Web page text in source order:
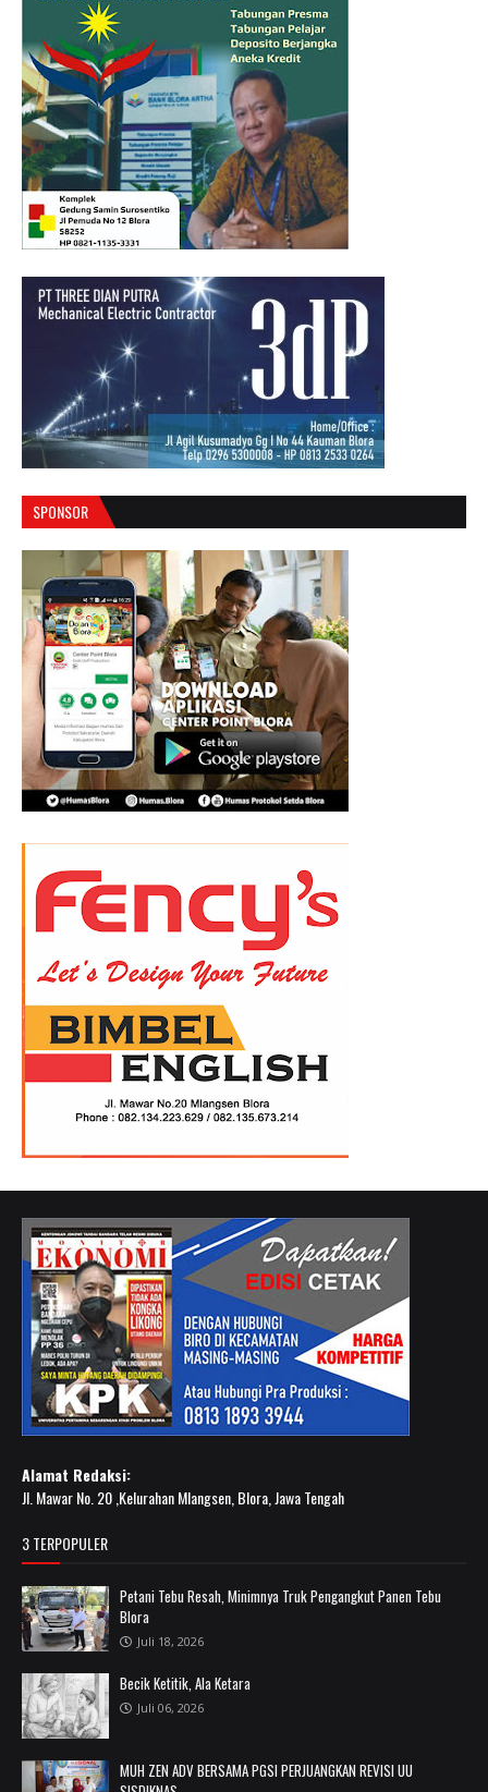
SPONSOR
Alamat Redaksi:
Jl. Mawar No. 20 ,Kelurahan Mlangsen, Blora, Jawa Tengah
3 TERPOPULER
Petani Tebu Resah, Minimnya Truk Pengangkut Panen Tebu
Blora
Juli 18, 2026
Becik Ketitik, Ala Ketara
Juli 06, 2026
MUH ZEN ADV BERSAMA PGSI PERJUANGKAN REVISI UU